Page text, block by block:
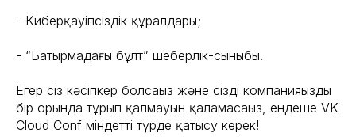
- Киберқауіпсіздік құралдары;
- “Батырмадағы бұлт” шеберлік-сыныбы.
Егер сіз кәсіпкер болсаңыз және сіздің компанияңыздың
бір орында тұрып қалмауын қаламасаңыз, ендеше VK
Cloud Conf міндетті түрде қатысу керек!